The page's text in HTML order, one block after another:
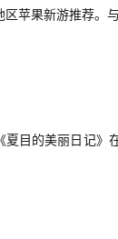
区苹果新游推荐。
夏目的美丽日记》